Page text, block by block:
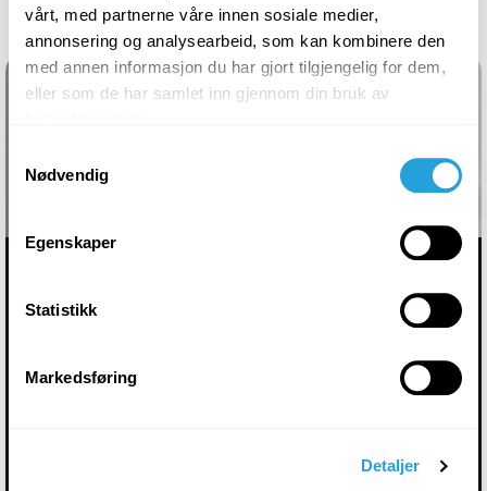
vårt, med partnerne våre innen sosiale medier,
annonsering og analysearbeid, som kan kombinere den
med annen informasjon du har gjort tilgjengelig for dem,
eller som de har samlet inn gjennom din bruk av
Nødvendig
Egenskaper
Statistikk
Markedsføring
Detaljer
LS LUXE
Trådløs HiFi som redefinerer luksus. Formgitt